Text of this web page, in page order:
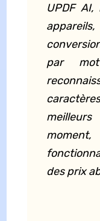
UPDF
par
des prix